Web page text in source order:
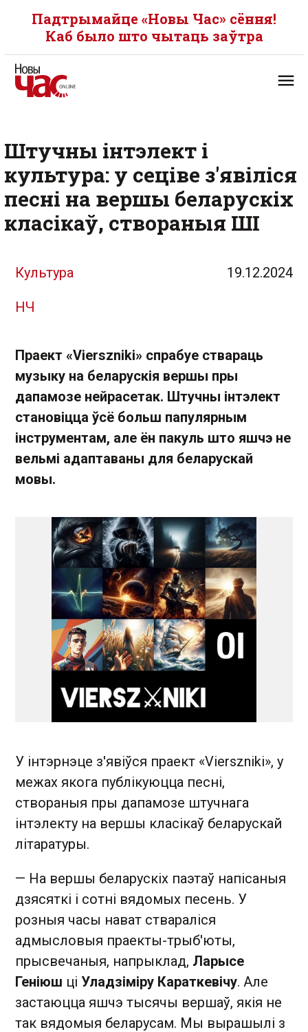
Падтрымайце «Новы Час» сёння!
Каб было што чытаць заўтра
Штучны інтэлект і
культура: у сеціве з'явіліся
песні на вершы беларускіх
класікаў, створаныя ШІ
Культура 19.12.2024
НЧ
Праект «Vierszniki» спрабуе ствараць
музыку на беларускія вершы пры
дапамозе нейрасетак. Штучны інтэлект
становіцца ўсё больш папулярным
інструментам, але ён пакуль што яшчэ не
вельмі адаптаваны для беларускай
мовы.
У інтэрнэце з'явіўся праект «Vierszniki», у
межах якога публікуюцца песні,
створаныя пры дапамозе штучнага
інтэлекту на вершы класікаў беларускай
літаратуры.
— На вершы беларускіх паэтаў напісаныя
дзясяткі і сотні вядомых песень. У
розныя часы нават ствараліся
адмысловыя праекты-трыб'юты,
прысвечаныя, напрыклад, Ларысе
Геніюш ці Уладзіміру Караткевічу. Але
застаюцца яшчэ тысячы вершаў, якія не
так вядомыя беларусам. Мы вырашылі з